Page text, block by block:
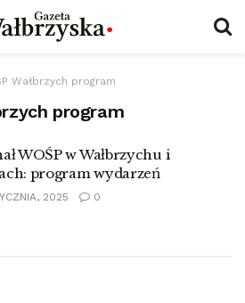
Wałbrzych program
program
WOŚP w Wałbrzychu i
program wydarzeń
2025 0